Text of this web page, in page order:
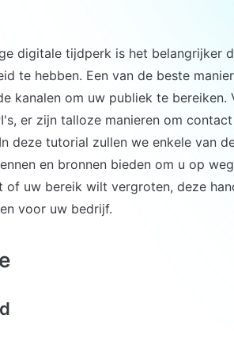
digitale tijdperk is het belangrijker
te hebben. Een van de beste
kanalen om uw publiek te
er zijn talloze manieren om
deze tutorial zullen we enkele van
en bronnen bieden om u op
of uw bereik wilt vergroten, deze
voor uw bedrijf.